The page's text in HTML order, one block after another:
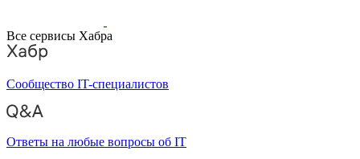
Все сервисы Хабра
Сообщество IT-специалистов
Ответы на любые вопросы об IT